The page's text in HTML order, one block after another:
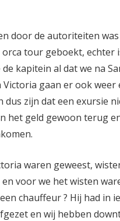
door de autoriteiten
tour geboekt,
kapitein al dat we na
Victoria gaan er ook
zijn dat een exursie
het geld gewoon terug
waren geweest,
voor we het wisten
chauffeur ? Hij had in
en wij hebben